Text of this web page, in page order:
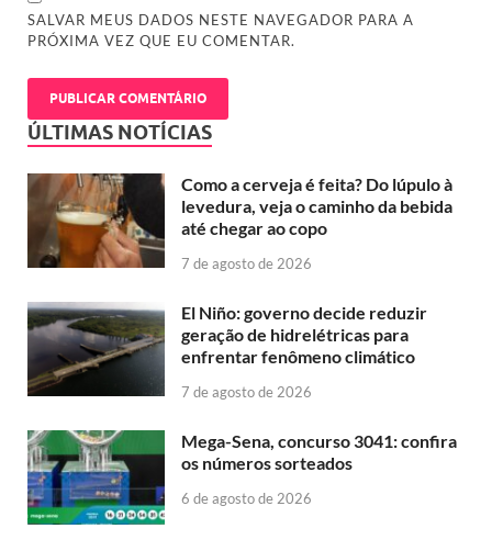
SALVAR MEUS DADOS NESTE NAVEGADOR PARA A
PRÓXIMA VEZ QUE EU COMENTAR.
ÚLTIMAS NOTÍCIAS
Como a cerveja é feita? Do lúpulo à
levedura, veja o caminho da bebida
até chegar ao copo
7 de agosto de 2026
El Niño: governo decide reduzir
geração de hidrelétricas para
enfrentar fenômeno climático
7 de agosto de 2026
Mega-Sena, concurso 3041: confira
os números sorteados
6 de agosto de 2026